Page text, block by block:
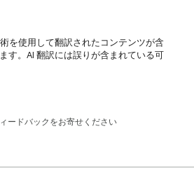
を使用して翻訳されたコンテンツが含
す。AI 翻訳には誤りが含まれている可
ードバックをお寄せください